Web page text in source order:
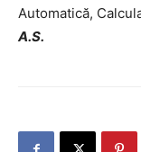
Automatică,
A.S.